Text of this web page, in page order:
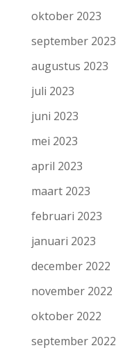
oktober 2023
september 2023
augustus 2023
juli 2023
juni 2023
mei 2023
april 2023
maart 2023
februari 2023
januari 2023
december 2022
november 2022
oktober 2022
september 2022